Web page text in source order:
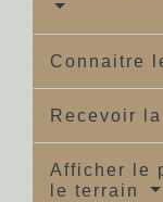
Connaitre
Recevoir
Afficher le
le terrain